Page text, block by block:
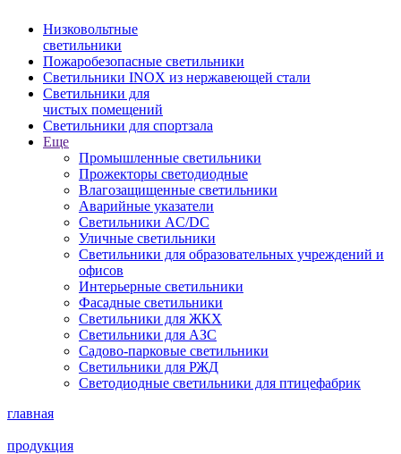
Низковольтные
светильники
Пожаробезопасные светильники
Светильники INOX из нержавеющей стали
Светильники для
чистых помещений
Светильники для спортзала
Еще
Промышленные светильники
Прожекторы светодиодные
Влагозащищенные светильники
Аварийные указатели
Светильники AC/DC
Уличные светильники
Светильники для образовательных учреждений и
офисов
Интерьерные светильники
Фасадные светильники
Светильники для ЖКХ
Светильники для АЗС
Садово-парковые светильники
Светильники для РЖД
Светодиодные светильники для птицефабрик
главная
продукция